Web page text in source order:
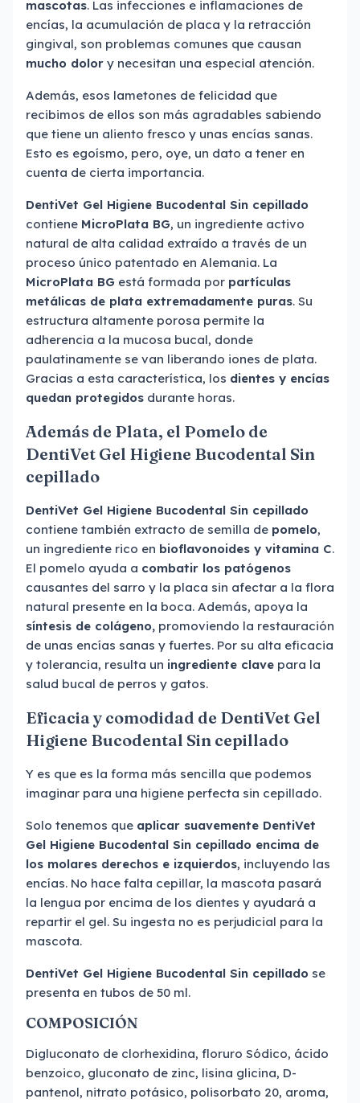
mascotas. Las infecciones e inflamaciones de
encías, la acumulación de placa y la retracción
gingival, son problemas comunes que causan
mucho dolor y necesitan una especial atención.
Además, esos lametones de felicidad que
recibimos de ellos son más agradables sabiendo
que tiene un aliento fresco y unas encías sanas.
Esto es egoísmo, pero, oye, un dato a tener en
cuenta de cierta importancia.
DentiVet Gel Higiene Bucodental Sin cepillado
contiene MicroPlata BG, un ingrediente activo
natural de alta calidad extraído a través de un
proceso único patentado en Alemania. La
MicroPlata BG está formada por partículas
metálicas de plata extremadamente puras. Su
estructura altamente porosa permite la
adherencia a la mucosa bucal, donde
paulatinamente se van liberando iones de plata.
Gracias a esta característica, los dientes y encías
quedan protegidos durante horas.
Además de Plata, el Pomelo de
DentiVet Gel Higiene Bucodental Sin
cepillado
DentiVet Gel Higiene Bucodental Sin cepillado
contiene también extracto de semilla de pomelo,
un ingrediente rico en bioflavonoides y vitamina C.
El pomelo ayuda a combatir los patógenos
causantes del sarro y la placa sin afectar a la flora
natural presente en la boca. Además, apoya la
síntesis de colágeno, promoviendo la restauración
de unas encías sanas y fuertes. Por su alta eficacia
y tolerancia, resulta un ingrediente clave para la
salud bucal de perros y gatos.
Eficacia y comodidad de DentiVet Gel
Higiene Bucodental Sin cepillado
Y es que es la forma más sencilla que podemos
imaginar para una higiene perfecta sin cepillado.
Solo tenemos que aplicar suavemente DentiVet
Gel Higiene Bucodental Sin cepillado encima de
los molares derechos e izquierdos, incluyendo las
encías. No hace falta cepillar, la mascota pasará
la lengua por encima de los dientes y ayudará a
repartir el gel. Su ingesta no es perjudicial para la
mascota.
DentiVet Gel Higiene Bucodental Sin cepillado se
presenta en tubos de 50 ml.
COMPOSICIÓN
Digluconato de clorhexidina, floruro Sódico, ácido
benzoico, gluconato de zinc, lisina glicina, D-
pantenol, nitrato potásico, polisorbato 20, aroma,